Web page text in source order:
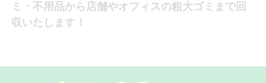
ミ・不用品から店舗やオフィスの粗大ゴミまで回
収いたします！